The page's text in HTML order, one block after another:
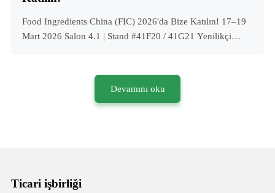
Food Ingredients China (FIC) 2026'da Bize Katılın! 17–19
Mart 2026 Salon 4.1 | Stand #41F20 / 41G21 Yenilikçi
China (FIC) 2026'da Bize Katılın! 17–19 Mart 2026 Salon
4.1 | Stand #41F20 / 41G21 Yenilikçi keşiş meyve
tatlandırıcı çözümlerimizin sağlık yaratmanıza nasıl
Devamını oku
Ticari işbirliği